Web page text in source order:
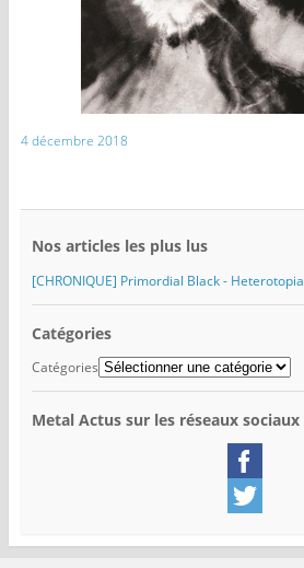
4 décembre 2018
Nos articles les plus lus
[CHRONIQUE] Primordial Black - Heterotopia
Catégories
Catégories
Metal Actus sur les réseaux sociaux